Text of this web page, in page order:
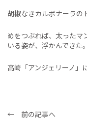
胡椒なきカルボナーラの
めをつぶれば、太ったマ
いる姿が、浮かんできた。
高崎「アンジェリーノ」
← 前の記事へ